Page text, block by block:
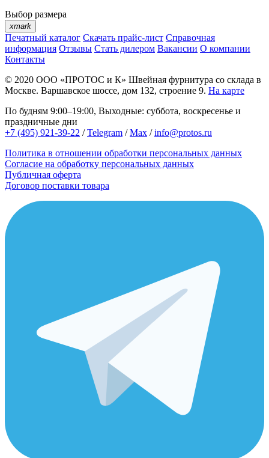
Выбор размера
xmark
Печатный каталог Скачать прайс-лист Справочная
информация Отзывы Стать дилером Вакансии О компании
Контакты
© 2020 ООО «ПРОТОС и К» Швейная фурнитура со склада в
Москве. Варшавское шоссе, дом 132, строение 9. На карте
По будням 9:00–19:00, Выходные: суббота, воскресенье и
праздничные дни
+7 (495) 921-39-22 /Telegram /Max /info@protos.ru
Политика в отношении обработки персональных данных
Согласие на обработку персональных данных
Публичная оферта
Договор поставки товара